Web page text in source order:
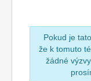
Pokud je
že k tomuto
žádné